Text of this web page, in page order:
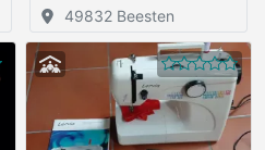
49832 Beesten